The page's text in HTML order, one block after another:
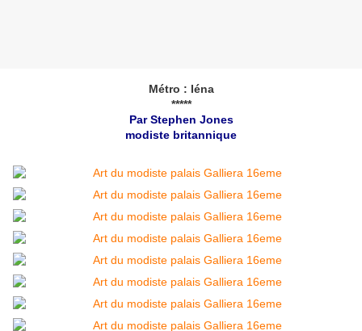
Métro : Iéna
*****
Par Stephen Jones
modiste britannique